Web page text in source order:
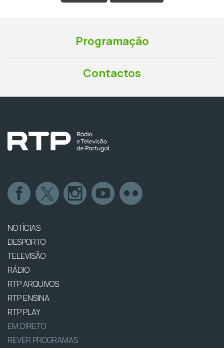
Programação
Contactos
NOTÍCIAS
DESPORTO
TELEVISÃO
RÁDIO
RTP ARQUIVOS
RTP ENSINA
RTP PLAY
EM DIRETO
REVER PROGRAMAS